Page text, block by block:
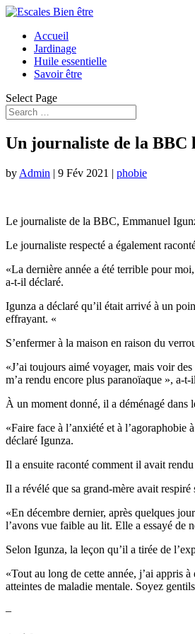
Accueil
Jardinage
Huile essentielle
Savoir être
Select Page
Un journaliste de la BBC
by Admin | 9 Fév 2021 | phobie
Le journaliste de la BBC, Emmanuel
Le journaliste respecté a également
«La dernière année a été terrible pour
a-t-il déclaré.
Igunza a déclaré qu’il était arrivé à un
effrayant. «
S’enfermer à la maison en raison du
«J’ai toujours aimé voyager, mais voir
m’a rendu encore plus paranoïaque », a-t-
À un moment donné, il a déménagé dans
«Faire face à l’anxiété et à
déclaré Igunza.
Il a ensuite raconté comment il avait
Il a révélé que sa grand-mère avait
«En décembre dernier, après quelques
l’avons vue faible au lit. Elle a essayé de
Selon Igunza, la leçon qu’il a tirée de
«Tout au long de cette année, j’ai appris
atteintes de maladie mentale. Soyez
–